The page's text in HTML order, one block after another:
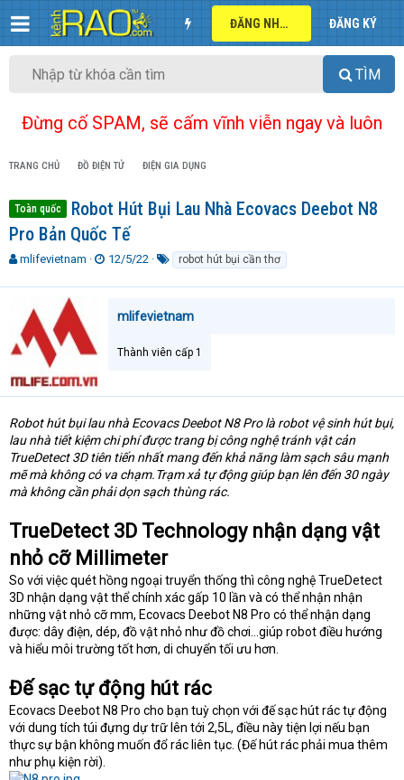
ĐĂNG NHẬP ĐĂNG KÝ
TÌM
Đừng cố SPAM, sẽ cấm vĩnh viễn ngay và luôn
TRANG CHỦ ĐỒ ĐIỆN TỬ ĐIỆN GIA DỤNG
Toàn quốc
Robot Hút Bụi Lau Nhà Ecovacs Deebot N8
Pro Bản Quốc Tế
T
r
a
d
s
a
t
e
r
mlifevietnam
N
à
12/5/22
k
ó
robot hút bụi cần thơ
mlifevietnam
Thành viên cấp 1
Robot hút bụi lau nhà Ecovacs Deebot N8 Pro là robot vệ sinh hút bụi,
lau nhà tiết kiệm chi phí được trang bị công nghệ tránh vật cản
TrueDetect 3D tiên tiến nhất mang đến khả năng làm sạch sâu mạnh
mẽ mà không có va chạm.Trạm xả tự động giúp bạn lên đến 30 ngày
mà không cần phải dọn sạch thùng rác.
TrueDetect 3D Technology nhận dạng vật
nhỏ cỡ Millimeter
So với việc quét hồng ngoại truyển thống thì công nghệ TrueDetect
3D nhận dạng vật thể chính xác gấp 10 lần và có thể nhận nhận
những vật nhỏ cỡ mm, Ecovacs Deebot N8 Pro có thể nhận dạng
được: dây điện, dép, đồ vật nhỏ như đồ chơi…giúp robot điều hướng
và hiểu môi trường tốt hơn, di chuyển tối ưu hơn.
Đế sạc tự động hút rác
Ecovacs Deebot N8 Pro cho bạn tuỳ chọn với đế sạc hút rác tự động
với dung tích túi đựng dự trữ lên tới 2,5L, điều này tiện lợi nếu bạn
thực sự bận không muốn đổ rác liên tục. (Đế hút rác phải mua thêm
như phụ kiện rời).